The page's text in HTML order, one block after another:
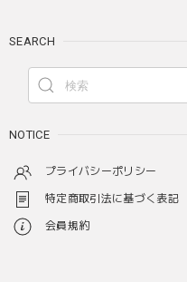
SEARCH
NOTICE
プライバシーポリシー
特定商取引法に基づく表記
会員規約